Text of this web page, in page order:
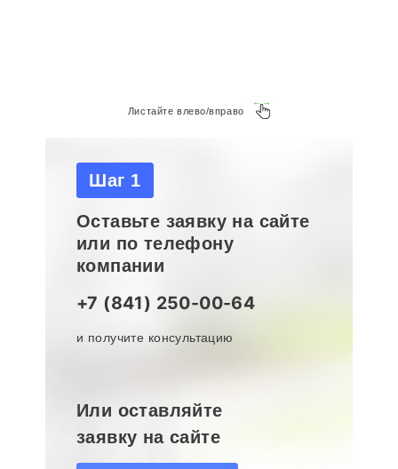
Листайте влево/вправо
Шаг 1
Оставьте заявку на сайте
или по телефону
компании
+7 (841) 250-00-64
и получите консультацию
Или оставляйте
заявку на сайте